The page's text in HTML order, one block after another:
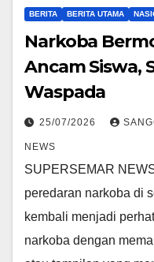
BERITA BERITA UTAMA
Narkoba
Ancam Siswa,
Waspada
25/07/2026
NEWS
SUPERSEMAR
peredaran narkoba di
kembali menjadi
narkoba dengan